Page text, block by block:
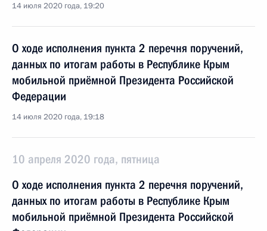
14 июля 2020 года, 19:20
О ходе исполнения пункта 2 перечня поручений,
данных по итогам работы в Республике Крым
мобильной приёмной Президента Российской
Федерации
14 июля 2020 года, 19:18
10 апреля 2020 года, пятница
О ходе исполнения пункта 2 перечня поручений,
данных по итогам работы в Республике Крым
мобильной приёмной Президента Российской